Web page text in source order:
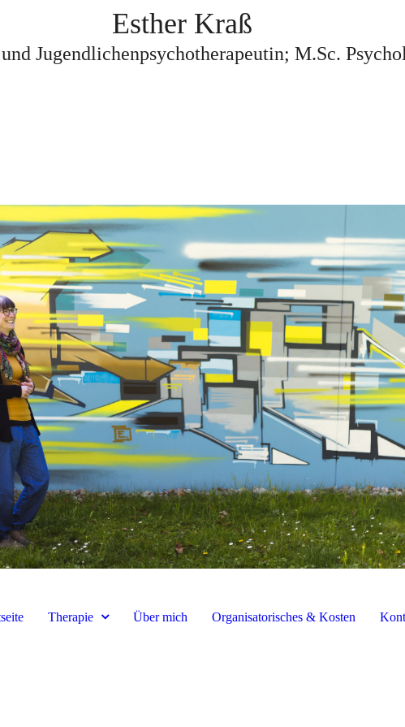
Esther Kraß
Jugendlichenpsychotherapeutin; M.Sc.
Therapie Über mich Organisatorisches & Kosten